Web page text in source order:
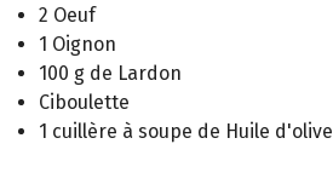
2 Oeuf
1 Oignon
100 g de Lardon
Ciboulette
1 cuillère à soupe de Huile d'olive